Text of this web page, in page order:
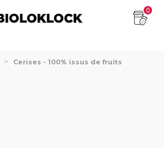
0
> Cerises - 100% issus de fruits